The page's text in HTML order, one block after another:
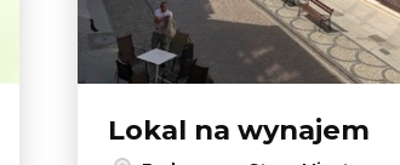
Lokal na wynajem